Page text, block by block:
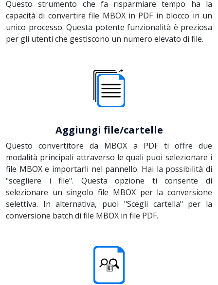
Questo strumento che fa risparmiare tempo ha la
capacità di convertire file MBOX in PDF in blocco in un
unico processo. Questa potente funzionalità è preziosa
per gli utenti che gestiscono un numero elevato di file.
Aggiungi file/cartelle
Questo convertitore da MBOX a PDF ti offre due
modalità principali attraverso le quali puoi selezionare i
file MBOX e importarli nel pannello. Hai la possibilità di
"scegliere i file". Questa opzione ti consente di
selezionare un singolo file MBOX per la conversione
selettiva. In alternativa, puoi "Scegli cartella" per la
conversione batch di file MBOX in file PDF.